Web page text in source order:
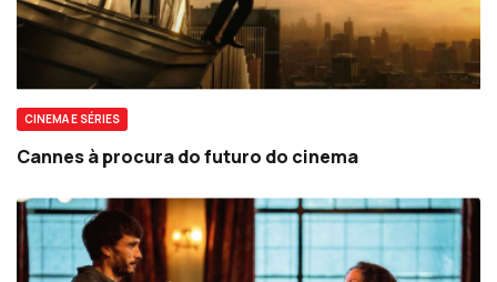
CINEMA E SÉRIES
Cannes à procura do futuro do cinema